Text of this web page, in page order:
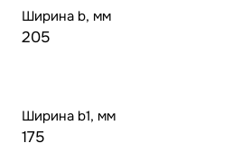
Ширина b, мм
205
Ширина b1, мм
175